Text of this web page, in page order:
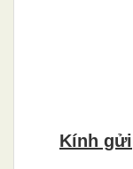
Kính gửi